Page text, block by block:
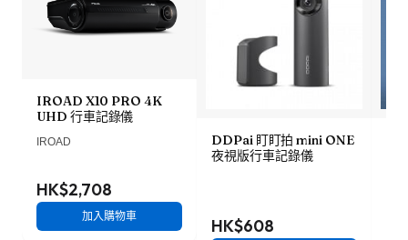
IROAD X10 PRO 4K
UHD 行車記錄儀
IROAD
HK$2,708
加入購物車
DDPai 盯盯拍 mini ONE
夜視版行車記錄儀
HK$608